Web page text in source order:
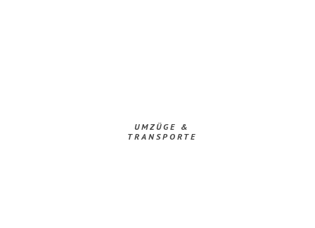
UMZÜGE &
TRANSPORTE